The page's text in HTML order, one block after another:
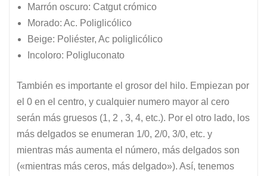
Marrón oscuro: Catgut crómico
Morado: Ac. Poliglicólico
Beige: Poliéster, Ac poliglicólico
Incoloro: Poligluconato
También es importante el grosor del hilo. Empiezan por
el 0 en el centro, y cualquier numero mayor al cero
serán más gruesos (1, 2 , 3, 4, etc.). Por el otro lado, los
más delgados se enumeran 1/0, 2/0, 3/0, etc. y
mientras más aumenta el número, más delgados son
(«mientras más ceros, más delgado»). Así, tenemos